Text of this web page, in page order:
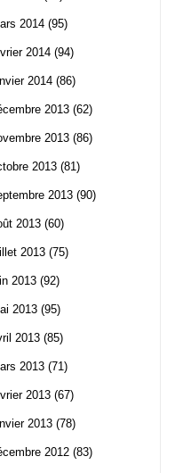
2014 (95)
2014 (94)
2014 (86)
2013 (62)
2013 (86)
2013 (81)
2013 (90)
2013 (60)
2013 (75)
2013 (92)
2013 (95)
2013 (85)
2013 (71)
2013 (67)
2013 (78)
2012 (83)